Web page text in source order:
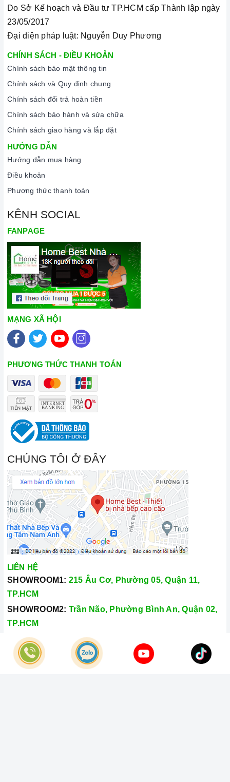
Do Sở Kế hoạch và Đầu tư TP.HCM cấp Thành lập ngày
23/05/2017
Đại diện pháp luật: Nguyễn Duy Phương
CHÍNH SÁCH - ĐIỀU KHOẢN
Chính sách bảo mật thông tin
Chính sách và Quy định chung
Chính sách đổi trả hoàn tiền
Chính sách bảo hành và sửa chữa
Chính sách giao hàng và lắp đặt
HƯỚNG DẪN
Hướng dẫn mua hàng
Điều khoản
Phương thức thanh toán
KÊNH SOCIAL
FANPAGE
MẠNG XÃ HỘI
PHƯƠNG THỨC THANH TOÁN
CHÚNG TÔI Ở ĐÂY
LIÊN HỆ
SHOWROOM1: 215 Âu Cơ, Phường 05, Quận 11,
TP.HCM
SHOWROOM2: Trần Não, Phường Bình An, Quận 02,
TP.HCM
Hotline:
028.66.79.8989
Khiếu nại: 0933.800.899